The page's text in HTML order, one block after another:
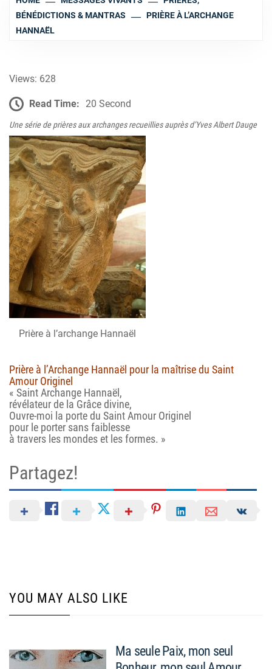
BÉNÉDICTIONS & MANTRAS
PRIÈRE À L’ARCHANGE
HANNAËL
Views: 628
Read Time: 20 Second
Une série de prières aux archanges recueillies auprès d’Yves Albert Dauge
Prière à l’archange Hannaël
Prière à l’Archange Hannaël pour la maîtrise du Saint
Amour Originel
« Saint Archange Hannaël,
révélateur de la Grâce divine,
Ouvre-moi la porte du Saint Amour Originel
pour le porter sans faiblesse
à travers les mondes et les formes. »
Partagez!
YOU MAY ALSO LIKE
Ma seule Paix, mon seul